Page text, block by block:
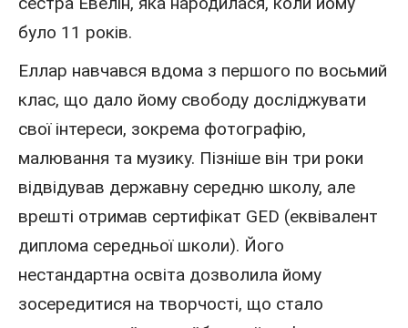
було 11 років.
Еллар навчався вдома з першого по восьмий
клас, що дало йому свободу досліджувати
свої інтереси, зокрема фотографію,
малювання та музику. Пізніше він три роки
відвідував державну середню школу, але
врешті отримав сертифікат GED (еквівалент
диплома середньої школи). Його
нестандартна освіта дозволила йому
зосередитися на творчості, що стало